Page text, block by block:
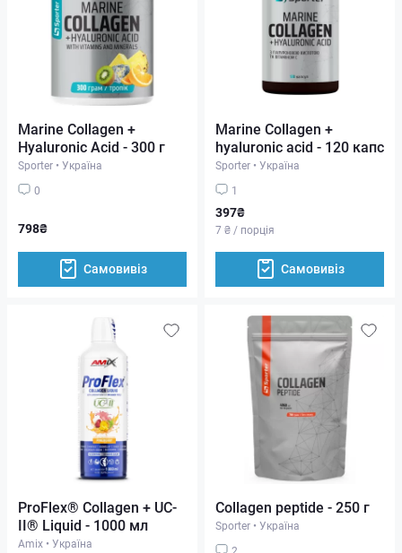
Marine Collagen +
Hyaluronic Acid - 300 г
Sporter • Україна
0
798₴
Самовивіз
Marine Collagen +
hyaluronic acid - 120 капс
Sporter • Україна
1
397₴
7 ₴ / порція
Самовивіз
ProFlex® Collagen + UC-
II® Liquid - 1000 мл
Amix • Україна
Collagen peptide - 250 г
Sporter • Україна
2